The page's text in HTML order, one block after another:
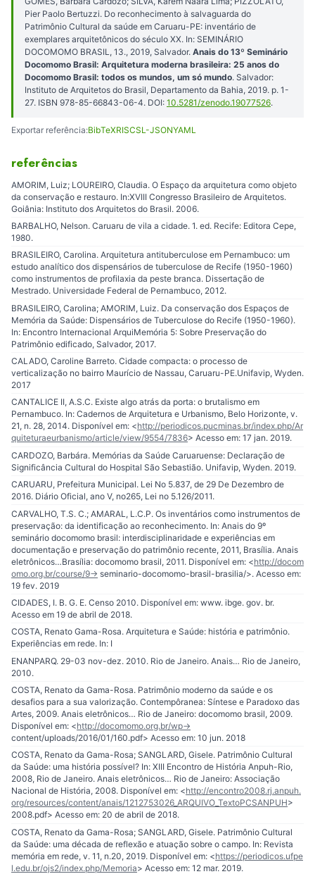
Pier Paolo Bertuzzi. Do reconhecimento à salvaguarda do
Patrimônio Cultural da saúde em Caruaru-PE: inventário de
exemplares arquitetônicos do século XX. In: SEMINÁRIO
DOCOMOMO BRASIL, 13., 2019, Salvador. Anais do 13º Seminário
Docomomo Brasil: Arquitetura moderna brasileira: 25 anos do
Docomomo Brasil: todos os mundos, um só mundo. Salvador:
Instituto de Arquitetos do Brasil, Departamento da Bahia, 2019. p. 1-
27. ISBN 978-85-66843-06-4. DOI: 10.5281/zenodo.19077526.
Exportar referência:BibTeXRISCSL-JSONYAML
referências
AMORIM, Luiz; LOUREIRO, Claudia. O Espaço da arquitetura como objeto
da conservação e restauro. In:XVIII Congresso Brasileiro de Arquitetos.
Goiânia: Instituto dos Arquitetos do Brasil. 2006.
BARBALHO, Nelson. Caruaru de vila a cidade. 1. ed. Recife: Editora Cepe,
1980.
BRASILEIRO, Carolina. Arquitetura antituberculose em Pernambuco: um
estudo analítico dos dispensários de tuberculose de Recife (1950-1960)
como instrumentos de profilaxia da peste branca. Dissertação de
Mestrado. Universidade Federal de Pernambuco, 2012.
BRASILEIRO, Carolina; AMORIM, Luiz. Da conservação dos Espaços de
Memória da Saúde: Dispensários de Tuberculose do Recife (1950-1960).
In: Encontro Internacional ArquiMemória 5: Sobre Preservação do
Patrimônio edificado, Salvador, 2017.
CALADO, Caroline Barreto. Cidade compacta: o processo de
verticalização no bairro Maurício de Nassau, Caruaru-PE.Unifavip, Wyden.
2017
CANTALICE II, A.S.C. Existe algo atrás da porta: o brutalismo em
Pernambuco. In: Cadernos de Arquitetura e Urbanismo, Belo Horizonte, v.
21, n. 28, 2014. Disponível em: <http://periodicos.pucminas.br/index.php/Ar
quiteturaeurbanismo/article/view/9554/7836> Acesso em: 17 jan. 2019.
CARDOZO, Barbára. Memórias da Saúde Caruaruense: Declaração de
Significância Cultural do Hospital São Sebastião. Unifavip, Wyden. 2019.
CARUARU, Prefeitura Municipal. Lei No 5.837, de 29 De Dezembro de
2016. Diário Oficial, ano V, no265, Lei no 5.126/2011.
CARVALHO, T.S. C.; AMARAL, L.C.P. Os inventários como instrumentos de
preservação: da identificação ao reconhecimento. In: Anais do 9º
seminário docomomo brasil: interdisciplinaridade e experiências em
documentação e preservação do patrimônio recente, 2011, Brasília. Anais
eletrônicos…Brasília: docomomo brasil, 2011. Disponível em: <http://docom
omo.org.br/course/9- > seminario-docomomo-brasil-brasilia/>. Acesso em:
19 fev. 2019
CIDADES, I. B. G. E. Censo 2010. Disponível em: www. ibge. gov. br.
Acesso em 19 de abril de 2018.
COSTA, Renato Gama-Rosa. Arquitetura e Saúde: história e patrimônio.
Experiências em rede. In: I
ENANPARQ. 29-03 nov-dez. 2010. Rio de Janeiro. Anais… Rio de Janeiro,
2010.
COSTA, Renato da Gama-Rosa. Patrimônio moderno da saúde e os
desafios para a sua valorização. Contempôranea: Síntese e Paradoxo das
Artes, 2009. Anais eletrônicos… Rio de Janeiro: docomomo brasil, 2009.
Disponível em: <http://docomomo.org.br/wp-
content/uploads/2016/01/160.pdf> Acesso em: 10 jun. 2018
COSTA, Renato da Gama-Rosa; SANGLARD, Gisele. Patrimônio Cultural
da Saúde: uma história possível? In: XIII Encontro de História Anpuh-Rio,
2008, Rio de Janeiro. Anais eletrônicos… Rio de Janeiro: Associação
Nacional de História, 2008. Disponível em: <http://encontro2008.rj.anpuh.
org/resources/content/anais/1212753026_ARQUIVO_TextoPCSANPUH>
2008.pdf> Acesso em: 20 de abril de 2018.
COSTA, Renato da Gama-Rosa; SANGLARD, Gisele. Patrimônio Cultural
da Saúde: uma década de reflexão e atuação sobre o campo. In: Revista
memória em rede, v. 11, n.20, 2019. Disponível em: <https://periodicos.ufpe
l.edu.br/ojs2/index.php/Memoria> Acesso em: 12 mar. 2019.